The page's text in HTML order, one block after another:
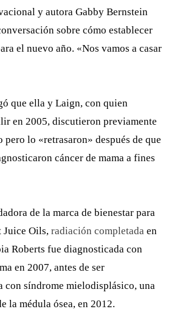
y autora Gabby Bernstein
sobre cómo establecer
el nuevo año. «Nos vamos a casar
que ella y Laign, con quien
en 2005, discutieron previamente
lo «retrasaron» después de que
cáncer de mama a fines
de la marca de bienestar para
Juice Oils, radiación completada en
Roberts fue diagnosticada con
en 2007, antes de ser
con síndrome mielodisplásico, una
la médula ósea, en 2012.